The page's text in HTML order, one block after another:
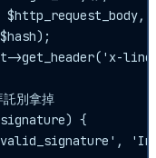
>get_header('x-
別拿掉
{